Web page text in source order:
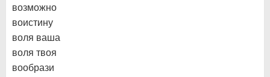
возможно
воистину
воля ваша
воля твоя
вообрази